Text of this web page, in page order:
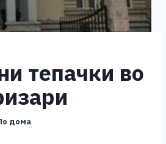
тепачки во
дома